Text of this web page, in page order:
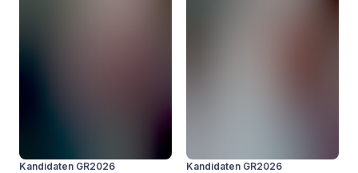
Kandidaten GR2026 Kandidaten GR2026